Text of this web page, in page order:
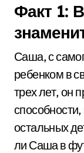
Факт 1:
Саша, с
ребенком в
трех лет, он
остальных
ли Саша в